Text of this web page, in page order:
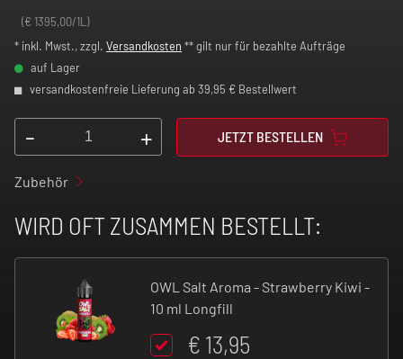
(€ 1395,00/1L)
* inkl. Mwst., zzgl. Versandkosten ** gilt nur für bezahlte Aufträge
auf Lager
versandkostenfreie Lieferung ab 39,95 € Bestellwert
- + JETZT BESTELLEN
Zubehör
WIRD OFT ZUSAMMEN BESTELLT:
OWL Salt Aroma - Strawberry Kiwi -
10 ml Longfill
€ 13,95